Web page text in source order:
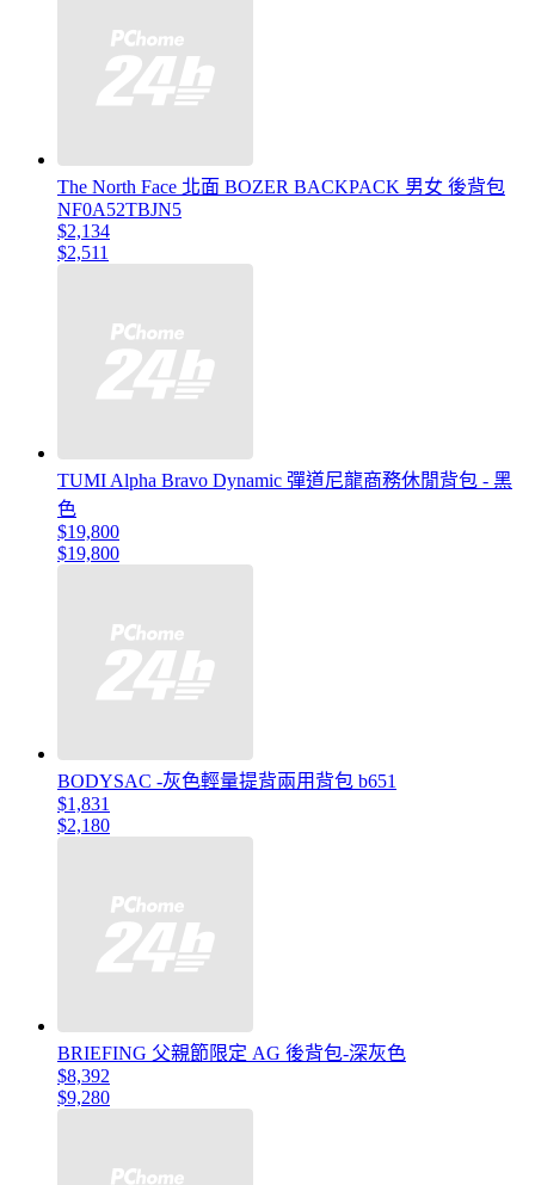
The North Face 北面 BOZER BACKPACK 男女 後背包
NF0A52TBJN5
$2,134
$2,511
TUMI Alpha Bravo Dynamic 彈道尼龍商務休閒背包 - 黑
色
$19,800
$19,800
BODYSAC -灰色輕量提背兩用背包 b651
$1,831
$2,180
BRIEFING 父親節限定 AG 後背包-深灰色
$8,392
$9,280